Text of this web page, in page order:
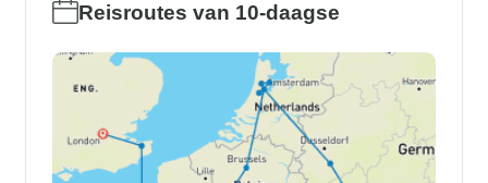
Reisroutes van 10-daagse